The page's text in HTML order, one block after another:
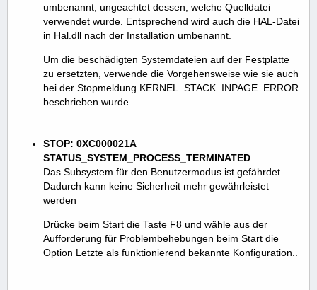
umbenannt, ungeachtet dessen, welche Quelldatei
verwendet wurde. Entsprechend wird auch die HAL-Datei
in Hal.dll nach der Installation umbenannt.
Um die beschädigten Systemdateien auf der Festplatte
zu ersetzten, verwende die Vorgehensweise wie sie auch
bei der Stopmeldung KERNEL_STACK_INPAGE_ERROR
beschrieben wurde.
STOP: 0XC000021A
STATUS_SYSTEM_PROCESS_TERMINATED
Das Subsystem für den Benutzermodus ist gefährdet.
Dadurch kann keine Sicherheit mehr gewährleistet
werden
Drücke beim Start die Taste F8 und wähle aus der
Aufforderung für Problembehebungen beim Start die
Option Letzte als funktionierend bekannte Konfiguration..